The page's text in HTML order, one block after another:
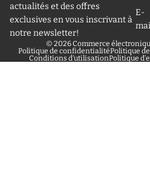
actualités et des offres
exclusives en vous inscrivant à
notre newsletter!
E-
© 2026Commerce
Politique de confidentialitéPolitique
Conditions d’utilisationPolitique